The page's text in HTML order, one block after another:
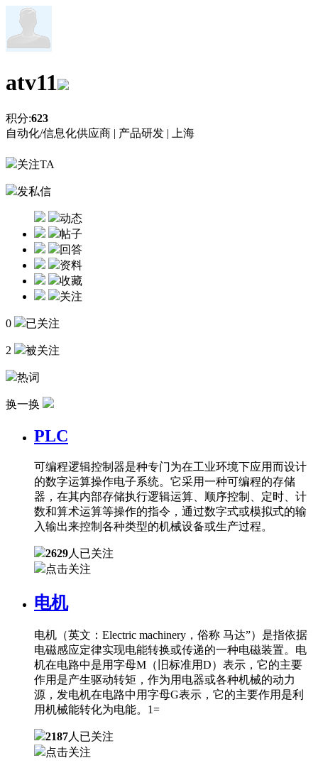
atv11
积分:623
自动化/信息化供应商 | 产品研发 | 上海
关注TA
发私信
动态
帖子
回答
资料
收藏
关注
0 已关注
2 被关注
热词
换一换
PLC
可编程逻辑控制器是种专门为在工业环境下应用而设计
的数字运算操作电子系统。它采用一种可编程的存储
器，在其内部存储执行逻辑运算、顺序控制、定时、计
数和算术运算等操作的指令，通过数字式或模拟式的输
入输出来控制各种类型的机械设备或生产过程。
2629人已关注
点击关注
电机
电机（英文：Electric machinery，俗称 马达”）是指依据
电磁感应定律实现电能转换或传递的一种电磁装置。电
机在电路中是用字母M（旧标准用D）表示，它的主要
作用是产生驱动转矩，作为用电器或各种机械的动力
源，发电机在电路中用字母G表示，它的主要作用是利
用机械能转化为电能。1=
2187人已关注
点击关注